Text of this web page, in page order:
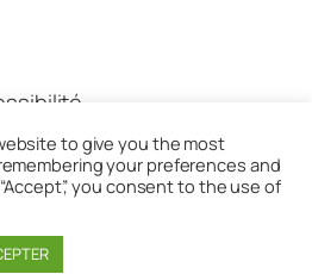
to give you the most
your preferences and
you consent to the use of